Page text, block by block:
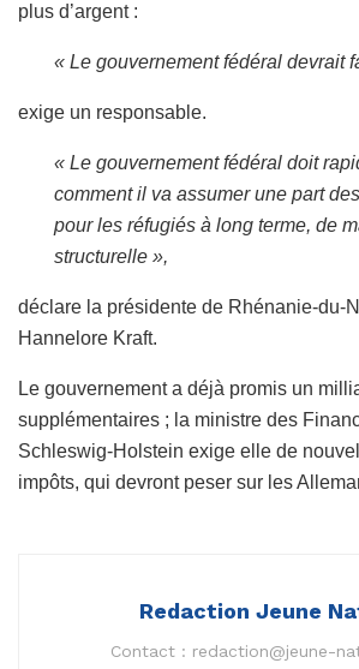
plus d’argent :
« Le gouvernement fédéral devrait
exige un responsable.
« Le gouvernement fédéral doit
comment il va assumer une part
pour les réfugiés à long terme, de
structurelle »,
déclare la présidente de Rhénanie-du-
Hannelore Kraft.
Le gouvernement a déjà promis un
supplémentaires ; la ministre des
Schleswig-Holstein exige elle de
impôts, qui devront peser sur les
Redaction Jeune
Contact : redaction@jeune-